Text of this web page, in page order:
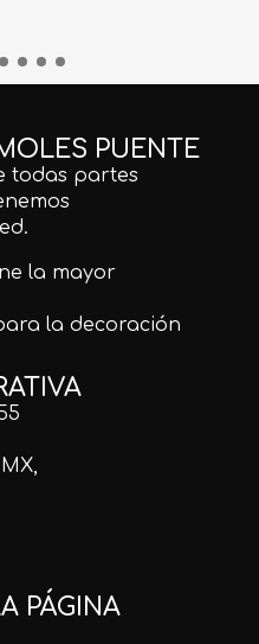
PUENTE
todas partes
la mayor
la decoración
PÁGINA